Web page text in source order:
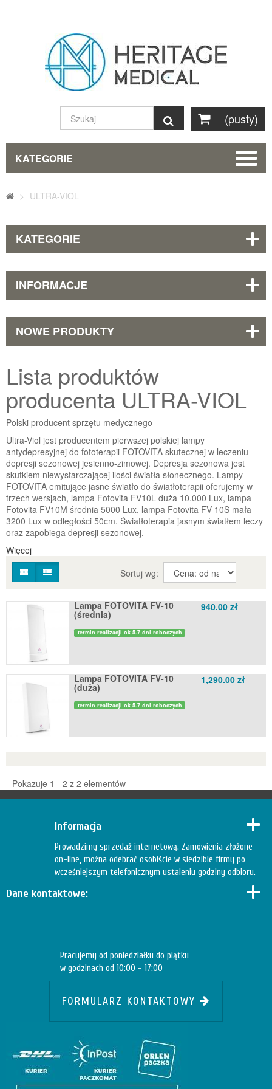
(pusty)
Szukaj
KATEGORIE
> ULTRA-VIOL
KATEGORIE
INFORMACJE
NOWE PRODUKTY
Lista produktów
producenta ULTRA-VIOL
Polski producent sprzętu medycznego
Ultra-Viol jest producentem pierwszej polskiej lampy
antydepresyjnej do fototerapii FOTOVITA skutecznej w leczeniu
depresji sezonowej jesienno-zimowej. Depresja sezonowa jest
skutkiem niewystarczającej ilości światła słonecznego. Lampy
FOTOVITA emitujące jasne światło do światłoterapii oferujemy w
trzech wersjach, lampa Fotovita FV10L duża 10.000 Lux, lampa
Fotovita FV10M średnia 5000 Lux, lampa Fotovita FV 10S mała
3200 Lux w odległości 50cm. Światłoterapia jasnym światłem leczy
oraz zapobiega depresji sezonowej.
Więcej
Sortuj wg:
Lampa FOTOVITA FV-10
(średnia)
termin realizacji ok 5-7 dni roboczych
940.00 zł
Lampa FOTOVITA FV-10
(duża)
termin realizacji ok 5-7 dni roboczych
1,290.00 zł
Pokazuje 1 - 2 z 2 elementów
Informacja
Prowadzimy sprzedaż internetową. Zamówienia złożone
on-line, można odebrać osobiście w siedzibie firmy po
wcześniejszym telefonicznym ustaleniu godziny odbioru.
Dane kontaktowe:
Pracujemy od poniedziałku do piątku
w godzinach od 10:00 - 17:00
FORMULARZ KONTAKTOWY